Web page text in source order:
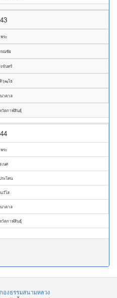
43
พระ
รณชัย
จันทร์
วุฒฺโธ
าตาล
วัดกาฬสินธุ์
44
พระ
เนศ
ระโคน
วํโส
าตาล
วัดกาฬสินธุ์
องธรรมสนามหลวง